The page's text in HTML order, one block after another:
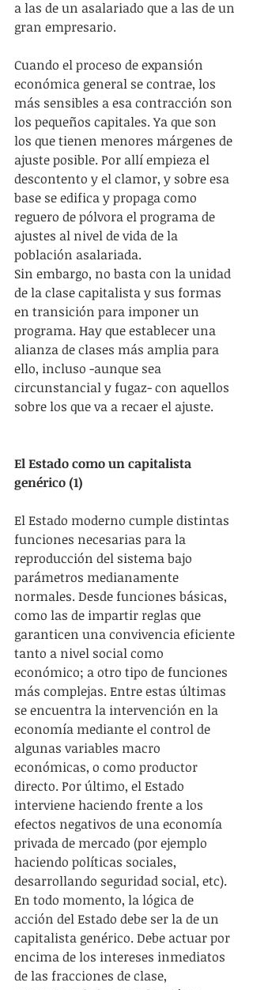
a las de un asalariado que a las de un
gran empresario.
Cuando el proceso de expansión
económica general se contrae, los
más sensibles a esa contracción son
los pequeños capitales. Ya que son
los que tienen menores márgenes de
ajuste posible. Por allí empieza el
descontento y el clamor, y sobre esa
base se edifica y propaga como
reguero de pólvora el programa de
ajustes al nivel de vida de la
población asalariada.
Sin embargo, no basta con la unidad
de la clase capitalista y sus formas
en transición para imponer un
programa. Hay que establecer una
alianza de clases más amplia para
ello, incluso -aunque sea
circunstancial y fugaz- con aquellos
sobre los que va a recaer el ajuste.
El Estado como un capitalista
genérico (1)
El Estado moderno cumple distintas
funciones necesarias para la
reproducción del sistema bajo
parámetros medianamente
normales. Desde funciones básicas,
como las de impartir reglas que
garanticen una convivencia eficiente
tanto a nivel social como
económico; a otro tipo de funciones
más complejas. Entre estas últimas
se encuentra la intervención en la
economía mediante el control de
algunas variables macro
económicas, o como productor
directo. Por último, el Estado
interviene haciendo frente a los
efectos negativos de una economía
privada de mercado (por ejemplo
haciendo políticas sociales,
desarrollando seguridad social, etc).
En todo momento, la lógica de
acción del Estado debe ser la de un
capitalista genérico. Debe actuar por
encima de los intereses inmediatos
de las fracciones de clase,